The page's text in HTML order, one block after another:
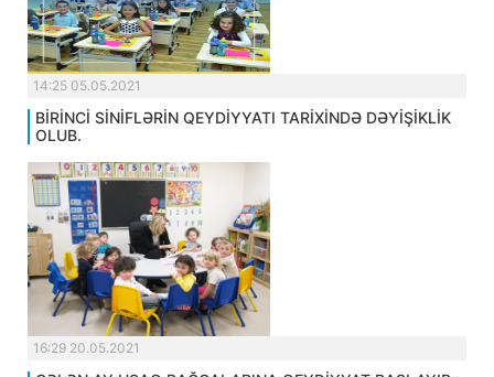
14:25 05.05.2021
BİRİNCİ SİNİFLƏRİN QEYDİYYATI TARİXİNDƏ DƏYİŞİKLİK
OLUB.
16:29 20.05.2021